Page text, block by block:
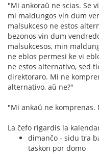
"Mi ankoraŭ ne scias. Se
mi maldungos vin dum
malsukceso ne estos
bezonos vin dum
malsukcesos, min
ne eblos permesi ke vi
ne estos alternativo, sed
direktoraro. Mi ne
alternativo, aŭ ne?"
"Mi ankaŭ ne komprenas.
La ĉefo rigardis la
dimanĉo - sidu tra
taskon por domo